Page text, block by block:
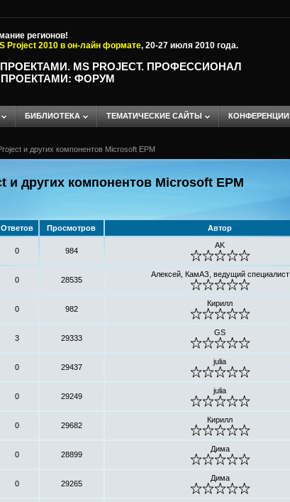
регионов!
Project 2010 в он-лайн формате, 20-27 июля 2010 года.
MS PROJECT. ПРОФЕССИОНАЛ
ФОРУМ
БИБЛИОТЕКА ТЕМАТИЧЕСКИЕ САЙТЫ КОНФЕРЕНЦИИ
и других компонентов Microsoft EPM
и других компонентов Microsoft EPM
Ответов Просмотров Автор
0 984
AK
0 28535
Алексей, КамАЗ, ведущий специалист
0 982
Кирилл
3 29333
GS
0 29437
julia
0 29249
julia
0 29682
Кирилл
0 28899
Дима
0 29265
Дима